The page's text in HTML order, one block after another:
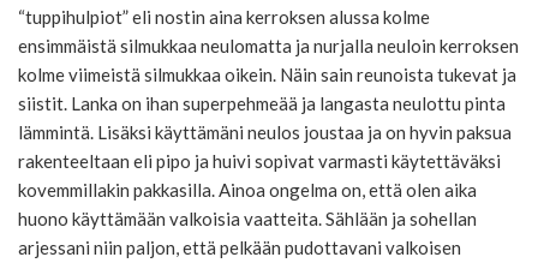
“tuppihulpiot” eli nostin aina kerroksen alussa kolme
ensimmäistä silmukkaa neulomatta ja nurjalla neuloin kerroksen
kolme viimeistä silmukkaa oikein. Näin sain reunoista tukevat ja
siistit. Lanka on ihan superpehmeää ja langasta neulottu pinta
lämmintä. Lisäksi käyttämäni neulos joustaa ja on hyvin paksua
rakenteeltaan eli pipo ja huivi sopivat varmasti käytettäväksi
kovemmillakin pakkasilla. Ainoa ongelma on, että olen aika
huono käyttämään valkoisia vaatteita. Sählään ja sohellan
arjessani niin paljon, että pelkään pudottavani valkoisen